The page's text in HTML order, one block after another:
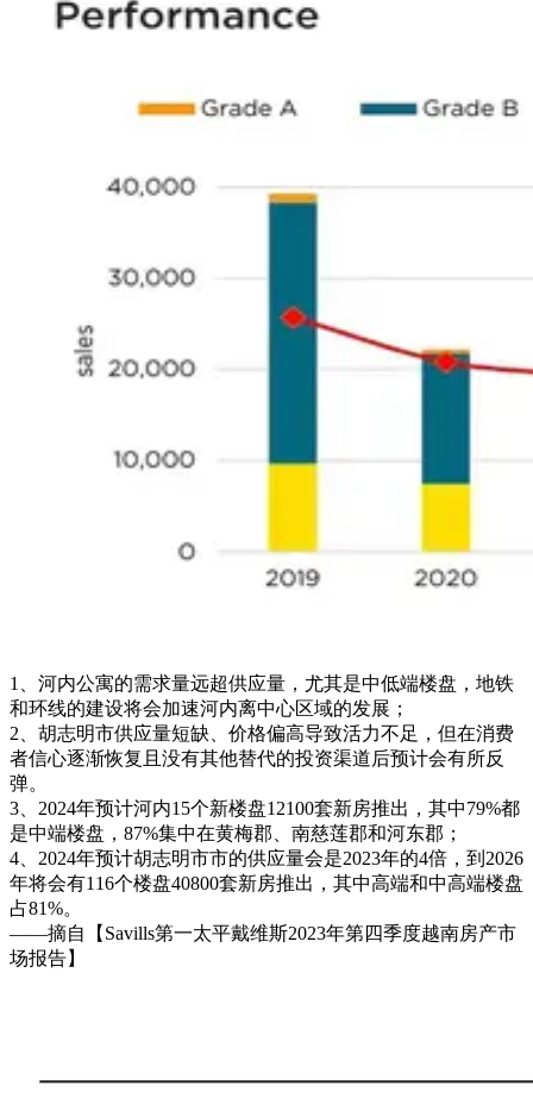
1、河内公寓的需求量远超供应量，尤其是中低端楼盘，地铁
和环线的建设将会加速河内离中心区域的发展；
2、胡志明市供应量短缺、价格偏高导致活力不足，但在消费
者信心逐渐恢复且没有其他替代的投资渠道后预计会有所反
弹。
3、2024年预计河内15个新楼盘12100套新房推出，其中79%都
是中端楼盘，87%集中在黄梅郡、南慈莲郡和河东郡；
4、2024年预计胡志明市市的供应量会是2023年的4倍，到2026
年将会有116个楼盘40800套新房推出，其中高端和中高端楼盘
占81%。
——摘自【Savills第一太平戴维斯2023年第四季度越南房产市
场报告】